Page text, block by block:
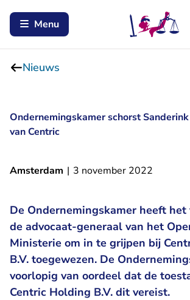
Menu
Nieuws
Ondernemingskamer schorst
van Centric
Amsterdam | 3 november 2022
De Ondernemingskamer heeft het
de advocaat-generaal van het
Ministerie om in te grijpen bij
B.V. toegewezen. De
voorlopig van oordeel dat de
Centric Holding B.V. dit vereist.